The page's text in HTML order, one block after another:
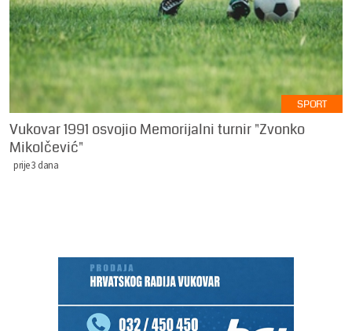
SPORT
Vukovar 1991 osvojio Memorijalni turnir "Zvonko
Mikolčević"
prije 3 dana